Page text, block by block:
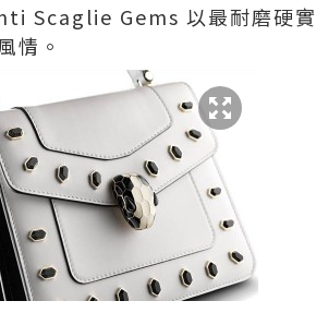
Scaglie Gems 以最耐磨硬實
情。